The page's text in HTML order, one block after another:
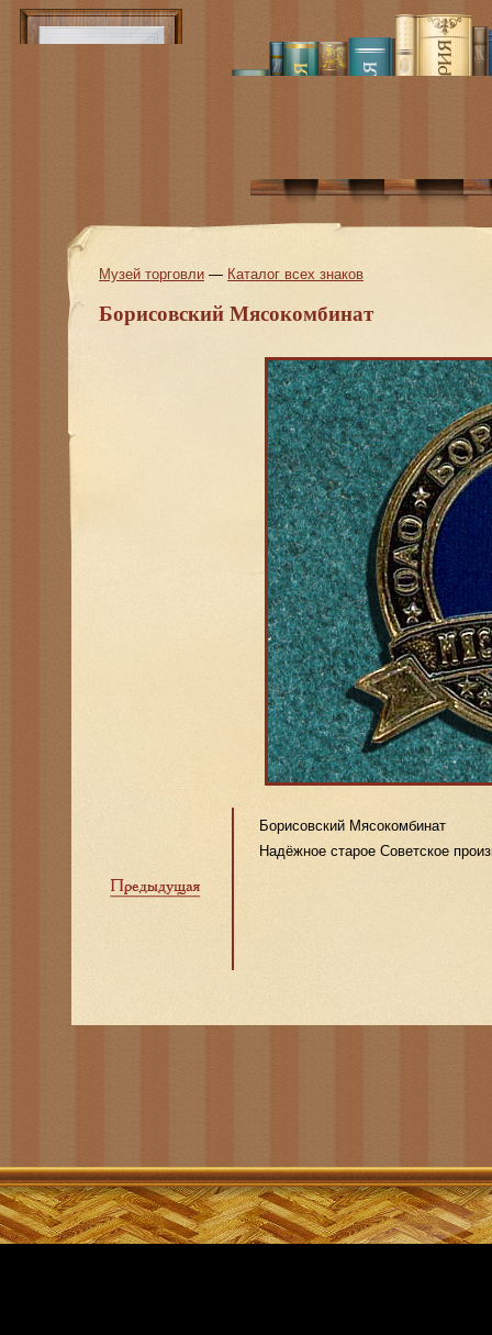
Музей торговли — Каталог всех знаков
Борисовский Мясокомбинат
Борисовский Мясокомбинат
Надёжное старое Советское